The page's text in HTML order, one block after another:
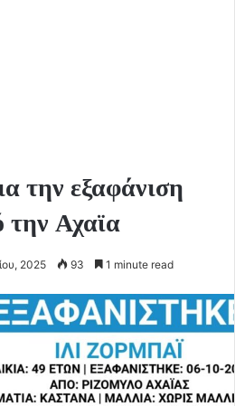
την εξαφάνιση
Αχαϊα
2025 93 1 minute read